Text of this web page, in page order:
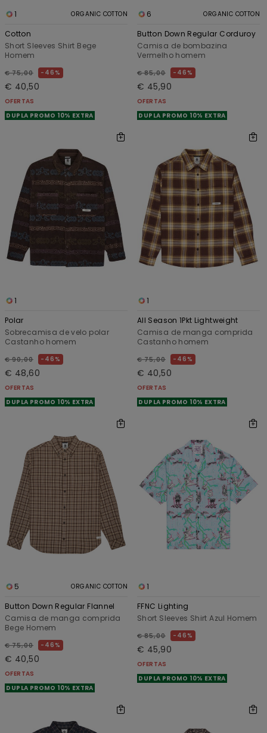
1 ORGANIC COTTON
Cotton
Short Sleeves Shirt Bege
Homem
€ 75,00 46%
€ 40,50
OFERTAS
DUPLA PROMO 10% EXTRA
6 ORGANIC COTTON
Button Down Regular Corduroy
Camisa de bombazina
Vermelho homem
€ 85,00 46%
€ 45,90
OFERTAS
DUPLA PROMO 10% EXTRA
1
Polar
Sobrecamisa de velo polar
Castanho homem
€ 90,00 46%
€ 48,60
OFERTAS
DUPLA PROMO 10% EXTRA
1
All Season 1Pkt Lightweight
Camisa de manga comprida
Castanho homem
€ 75,00 46%
€ 40,50
OFERTAS
DUPLA PROMO 10% EXTRA
5 ORGANIC COTTON
Button Down Regular Flannel
Camisa de manga comprida
Bege Homem
€ 75,00 46%
€ 40,50
OFERTAS
DUPLA PROMO 10% EXTRA
1
FFNC Lighting
Short Sleeves Shirt Azul Homem
€ 85,00 46%
€ 45,90
OFERTAS
DUPLA PROMO 10% EXTRA